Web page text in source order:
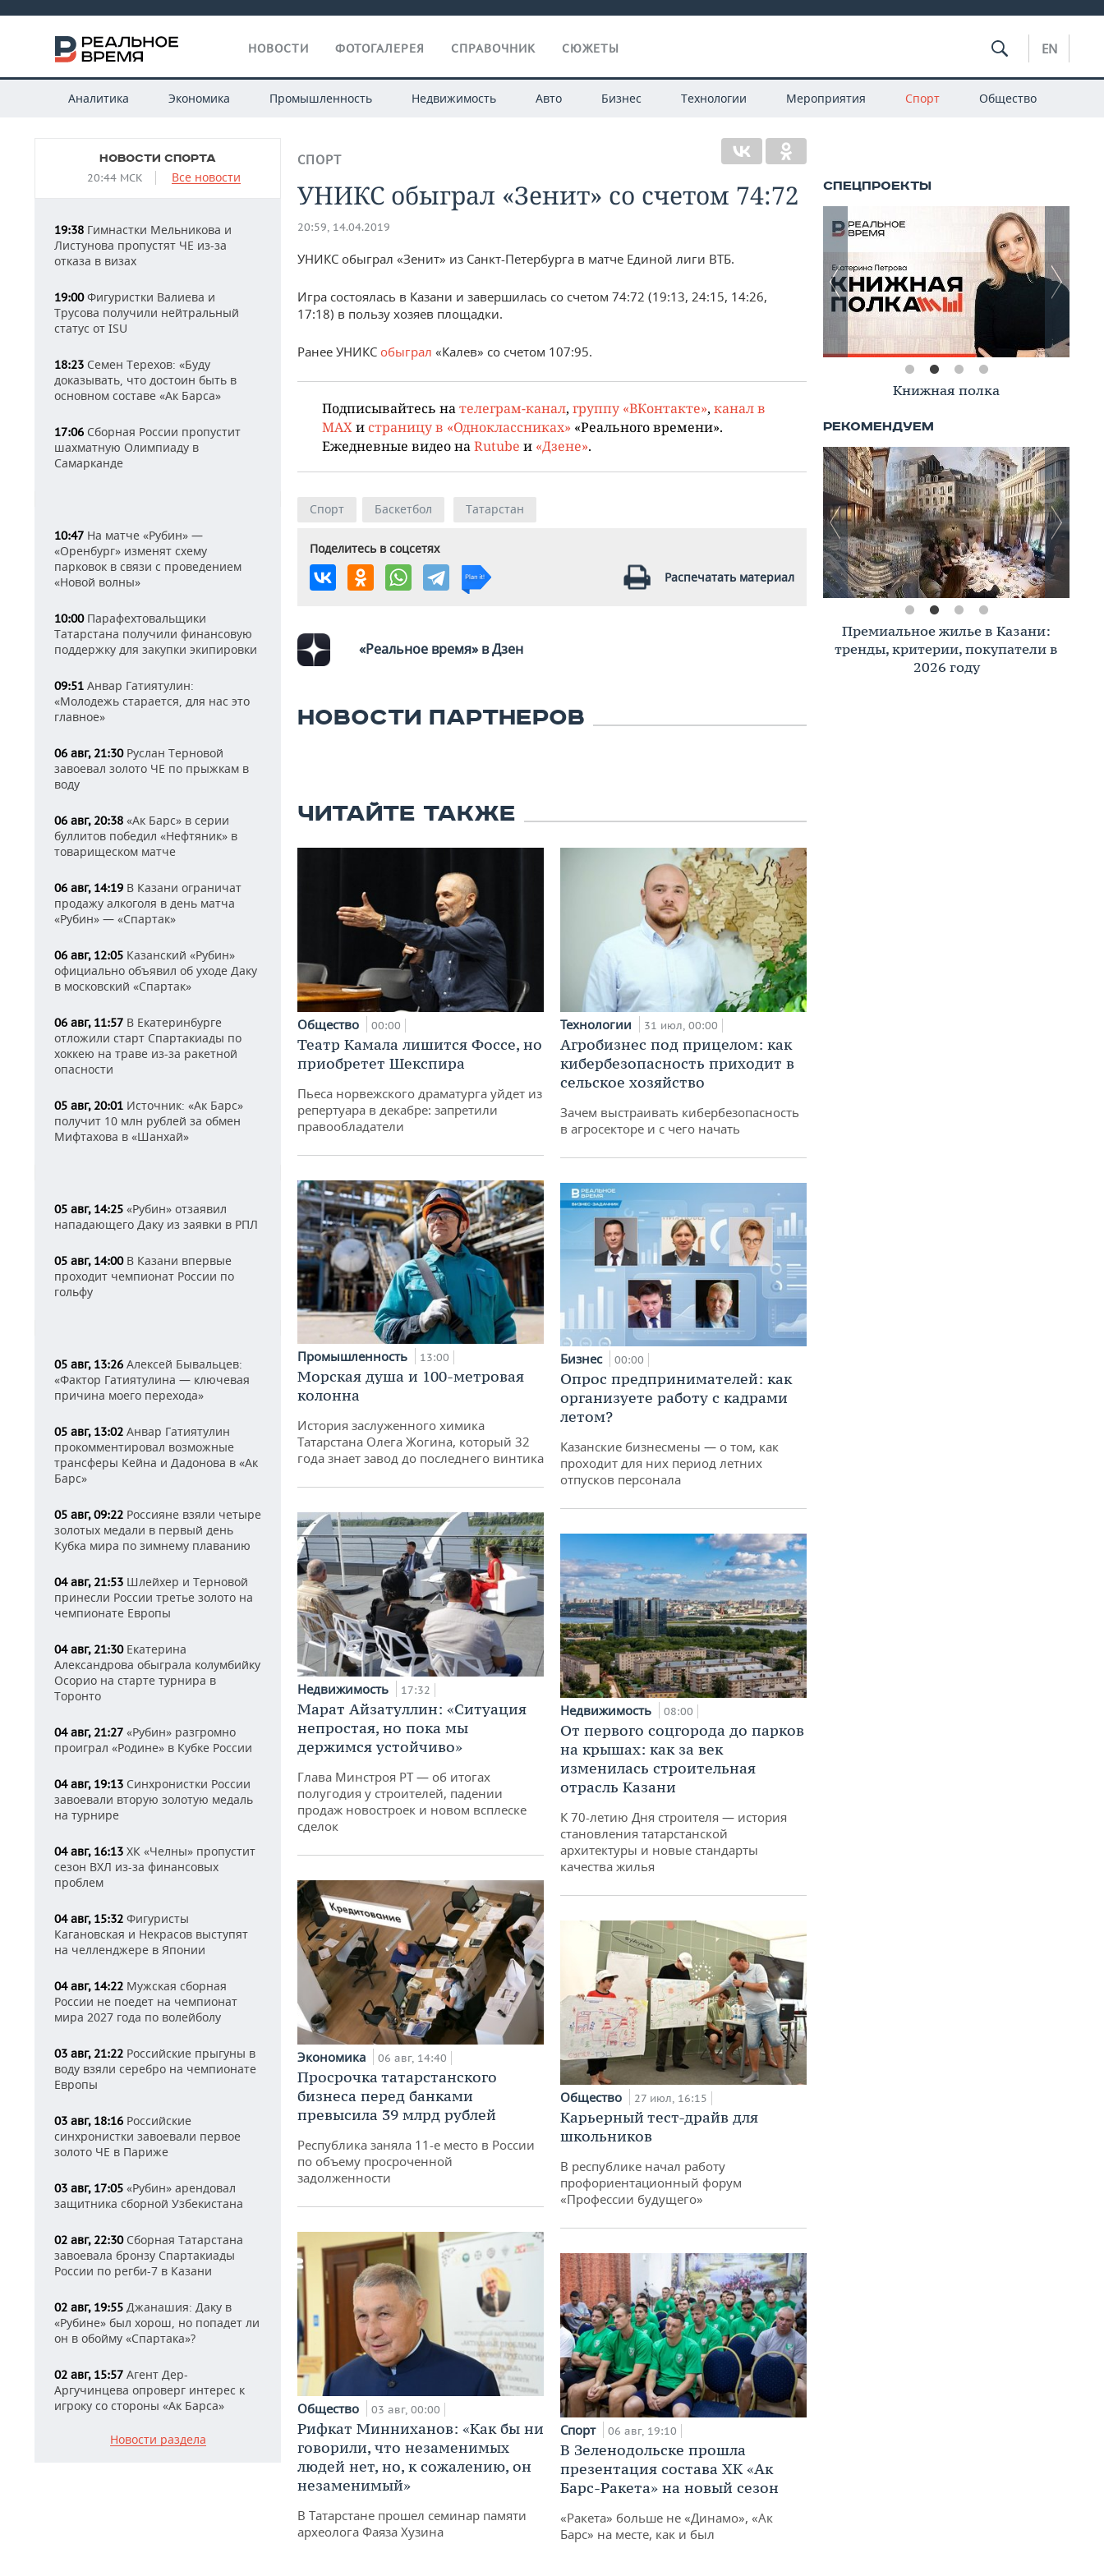
НОВОСТИ ФОТОГАЛЕРЕЯ СПРАВОЧНИК СЮЖЕТЫ EN
Аналитика Экономика Промышленность Недвижимость Авто Бизнес Технологии Мероприятия Спорт Общество
НОВОСТИ СПОРТА
20:44 МСК Все новости
19:38 Гимнастки Мельникова и
Листунова пропустят ЧЕ из-за
отказа в визах
19:00Фигуристки Валиева и
Трусова получили нейтральный
статус от ISU
18:23 Семен Терехов: «Буду
доказывать, что достоин быть в
основном составе «Ак Барса»
17:06 Сборная России пропустит
шахматную Олимпиаду в
Самарканде
10:47 На матче «Рубин» —
«Оренбург» изменят схему
парковок в связи с проведением
«Новой волны»
10:00Парафехтовальщики
Татарстана получили финансовую
поддержку для закупки экипировки
09:51 Анвар Гатиятулин:
«Молодежь старается, для нас это
главное»
06 авг, 21:30Руслан Терновой
завоевал золото ЧЕ по прыжкам в
воду
06 авг, 20:38 «Ак Барс» в серии
буллитов победил «Нефтяник» в
товарищеском матче
06 авг, 14:19 В Казани ограничат
продажу алкоголя в день матча
«Рубин» — «Спартак»
06 авг, 12:05 Казанский «Рубин»
официально объявил об уходе Даку
в московский «Спартак»
06 авг, 11:57 В Екатеринбурге
отложили старт Спартакиады по
хоккею на траве из-за ракетной
опасности
05 авг, 20:01 Источник: «Ак Барс»
получит 10 млн рублей за обмен
Мифтахова в «Шанхай»
05 авг, 14:25 «Рубин» отзаявил
нападающего Даку из заявки в РПЛ
05 авг, 14:00В Казани впервые
проходит чемпионат России по
гольфу
05 авг, 13:26 Алексей Бывальцев:
«Фактор Гатиятулина — ключевая
причина моего перехода»
05 авг, 13:02 Анвар Гатиятулин
прокомментировал возможные
трансферы Кейна и Дадонова в «Ак
Барс»
05 авг, 09:22 Россияне взяли четыре
золотых медали в первый день
Кубка мира по зимнему плаванию
04 авг, 21:53 Шлейхер и Терновой
принесли России третье золото на
чемпионате Европы
04 авг, 21:30Екатерина
Александрова обыграла колумбийку
Осорио на старте турнира в
Торонто
04 авг, 21:27 «Рубин» разгромно
проиграл «Родине» в Кубке России
04 авг, 19:13 Синхронистки России
завоевали вторую золотую медаль
на турнире
04 авг, 16:13 ХК «Челны» пропустит
сезон ВХЛ из-за финансовых
проблем
04 авг, 15:32 Фигуристы
Кагановская и Некрасов выступят
на челленджере в Японии
04 авг, 14:22 Мужская сборная
России не поедет на чемпионат
мира 2027 года по волейболу
03 авг, 21:22 Российские прыгуны в
воду взяли серебро на чемпионате
Европы
03 авг, 18:16 Российские
синхронистки завоевали первое
золото ЧЕ в Париже
03 авг, 17:05 «Рубин» арендовал
защитника сборной Узбекистана
02 авг, 22:30Сборная Татарстана
завоевала бронзу Спартакиады
России по регби-7 в Казани
02 авг, 19:55 Джанашия: Даку в
«Рубине» был хорош, но попадет ли
он в обойму «Спартака»?
02 авг, 15:57 Агент Дер-
Аргучинцева опроверг интерес к
игроку со стороны «Ак Барса»
Новости раздела
СПОРТ
УНИКС обыграл «Зенит» со счетом 74:72
20:59, 14.04.2019
УНИКС обыграл «Зенит» из Санкт-Петербурга в матче Единой лиги ВТБ.
Игра состоялась в Казани и завершилась со счетом 74:72 (19:13, 24:15, 14:26,
17:18) в пользу хозяев площадки.
Ранее УНИКС обыграл «Калев» со счетом 107:95.
Подписывайтесь на телеграм-канал, группу «ВКонтакте», канал в
MAX и страницу в «Одноклассниках» «Реального времени».
Ежедневные видео на Rutube и «Дзене».
Спорт Баскетбол Татарстан
Поделитесь в соцсетях
Распечатать материал
«Реальное время» в Дзен
НОВОСТИ ПАРТНЕРОВ
ЧИТАЙТЕ ТАКЖЕ
Общество 00:00
Театр Камала лишится Фоссе, но
приобретет Шекспира
Пьеса норвежского драматурга уйдет из
репертуара в декабре: запретили
правообладатели
Промышленность 13:00
Морская душа и 100-метровая
колонна
История заслуженного химика
Татарстана Олега Жогина, который 32
года знает завод до последнего винтика
Недвижимость 17:32
Марат Айзатуллин: «Ситуация
непростая, но пока мы
держимся устойчиво»
Глава Минстроя РТ — об итогах
полугодия у строителей, падении
продаж новостроек и новом всплеске
сделок
Экономика 06 авг, 14:40
Просрочка татарстанского
бизнеса перед банками
превысила 39 млрд рублей
Республика заняла 11-е место в России
по объему просроченной
задолженности
Общество 03 авг, 00:00
Рифкат Минниханов: «Как бы ни
говорили, что незаменимых
людей нет, но, к сожалению, он
незаменимый»
В Татарстане прошел семинар памяти
археолога Фаяза Хузина
Технологии 31 июл, 00:00
Агробизнес под прицелом: как
кибербезопасность приходит в
сельское хозяйство
Зачем выстраивать кибербезопасность
в агросекторе и с чего начать
Бизнес 00:00
Опрос предпринимателей: как
организуете работу с кадрами
летом?
Казанские бизнесмены — о том, как
проходит для них период летних
отпусков персонала
Недвижимость 08:00
От первого соцгорода до парков
на крышах: как за век
изменилась строительная
отрасль Казани
К 70-летию Дня строителя — история
становления татарстанской
архитектуры и новые стандарты
качества жилья
Общество 27 июл, 16:15
Карьерный тест-драйв для
школьников
В республике начал работу
профориентационный форум
«Профессии будущего»
Спорт 06 авг, 19:10
В Зеленодольске прошла
презентация состава ХК «Ак
Барс-Ракета» на новый сезон
«Ракета» больше не «Динамо», «Ак
Барс» на месте, как и был
Книжная полка
Премиальное жилье в Казани:
тренды, критерии, покупатели в
2026 году